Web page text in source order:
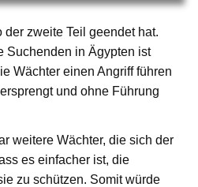
zweite Teil geendet hat.
Suchenden in Ägypten ist
Wächter einen Angriff führen
und ohne Führung
weitere Wächter, die sich der
es einfacher ist, die
zu schützen. Somit würde